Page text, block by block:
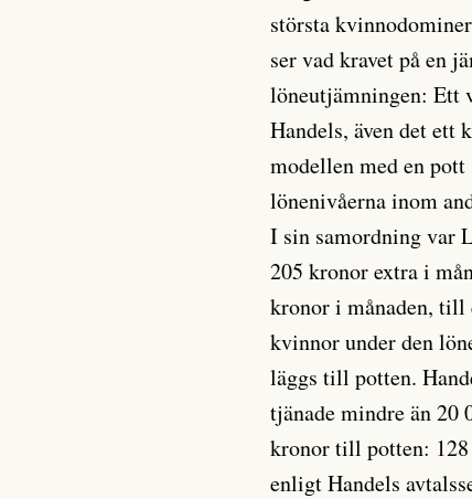
största
ser vad kravet på en
löneutjämningen:
Handels, även det
modellen med en
lönenivåerna inom
I sin samordning var
205 kronor extra i
kronor i månaden, till
kvinnor under den
läggs till potten.
tjänade mindre än 20
kronor till potten:
enligt Handels